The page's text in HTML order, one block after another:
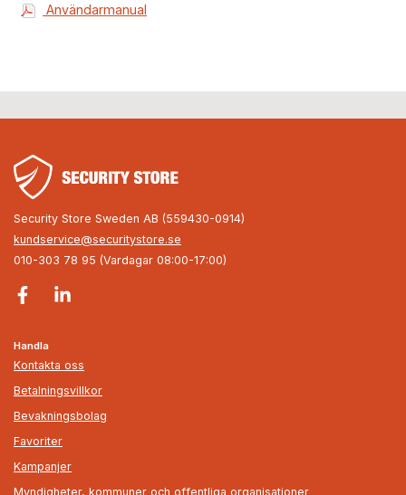
Användarmanual
Security Store Sweden AB (559430-0914)
kundservice@securitystore.se
010-303 78 95 (Vardagar 08:00-17:00)
Handla
Kontakta oss
Betalningsvillkor
Bevakningsbolag
Favoriter
Kampanjer
Myndigheter, kommuner och offentliga organisationer